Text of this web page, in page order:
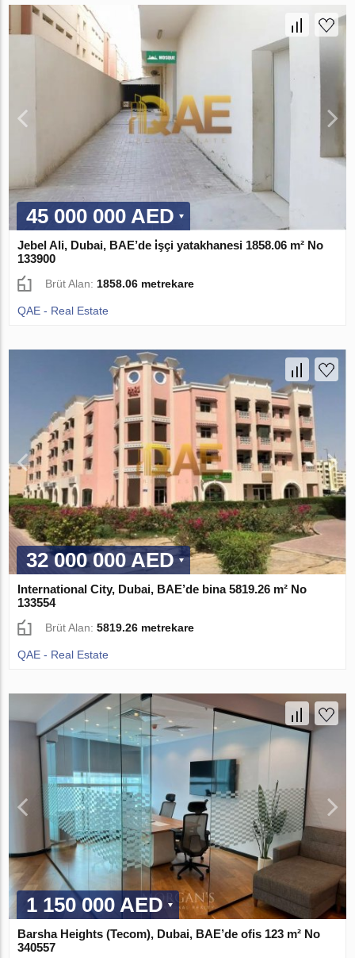
45 000 000 AED
Jebel Ali, Dubai, BAE’de i̇şçi yatakhanesi 1858.06 m² No
133900
Brüt Alan: 1858.06 metrekare
QAE - Real Estate
32 000 000 AED
International City, Dubai, BAE’de bina 5819.26 m² No
133554
Brüt Alan:5819.26 metrekare
QAE - Real Estate
1 150 000 AED
Barsha Heights (Tecom), Dubai, BAE’de ofis 123 m² No
340557